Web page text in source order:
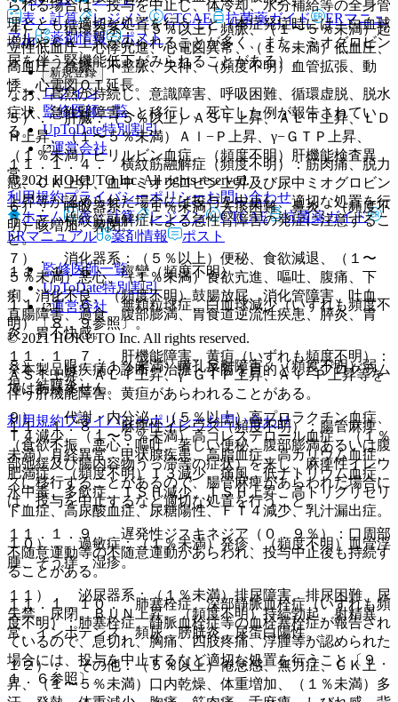
４）． 循環器系：（５％以上）頻脈、（１〜５％未満）起
立性低血圧、心悸亢進、心電図異常、（１％未満）低血圧、
高血圧、徐脈、不整脈、失神、（頻度不明）血管拡張、動
悸、心電図ＱＴ延長。
５）． 肝臓：（５％以上）ＡＳＴ上昇、ＡＬＴ上昇、ＬＤ
Ｈ上昇、（１〜５％未満）Ａｌ−Ｐ上昇、γ−ＧＴＰ上昇、
（１％未満）ビリルビン血症、（頻度不明）肝機能検査異
常。
６）． 呼吸器系：（１％未満）去痰困難、鼻炎、（頻度不
明）咳増加、鼻閉。
７）． 消化器系：（５％以上）便秘、食欲減退、（１〜
５％未満）悪心、（１％未満）食欲亢進、嘔吐、腹痛、下
痢、消化不良、（頻度不明）鼓腸放屁、消化管障害、吐血、
直腸障害、過食、腹部膨満、胃食道逆流性疾患、膵炎、胃
炎、胃不快感。
８）． 眼：（１％未満）瞳孔反射障害、（頻度不明）弱
視、結膜炎。
９）． 代謝・内分泌：（５％以上）高プロラクチン血症、
Ｔ４減少、（１〜５％未満）高コレステロール血症、（１％
未満）月経異常、甲状腺疾患、高脂血症、高カリウム血症、
肥満症、（頻度不明）Ｔ３減少、痛風、低ナトリウム血症、
水中毒、多飲症、ＴＳＨ減少、ＴＳＨ上昇、高トリグリセリ
ド血症、高尿酸血症、尿糖陽性、ＦＴ４減少、乳汁漏出症。
１０）． 過敏症：（１％未満）発疹、（頻度不明）血管浮
腫、そう痒、湿疹。
１１）． 泌尿器系：（１％未満）排尿障害、排尿困難、尿
失禁、尿閉、ＢＵＮ上昇、（頻度不明）持続勃起、射精異
常、インポテンス、頻尿、膀胱炎、尿蛋白陽性。
１２）． その他：（５％以上）倦怠感、無力症、ＣＫ上
昇、（１〜５％未満）口内乾燥、体重増加、（１％未満）多
られる場合は、投与を中止し、体冷却、水分補給等の全身管
理とともに適切な処置を行うこと（本症発症時には、白血球
増加やＣＫ上昇がみられることが多く、また、ミオグロビン
尿を伴う腎機能低下がみられることがある）。
なお、高熱が持続し、意識障害、呼吸困難、循環虚脱、脱水
症状、急性腎障害へと移行し、死亡した例が報告されてい
る。
１１．１．４． 横紋筋融解症（頻度不明）：筋肉痛、脱力
感、ＣＫ上昇、血中ミオグロビン上昇及び尿中ミオグロビン
上昇等が認められた場合には投与を中止し、適切な処置を行
うこと。横紋筋融解症による急性腎障害の発症に注意するこ
と。
１１．１．５． 痙攣（頻度不明）。
１１．１．６． 無顆粒球症、白血球減少（いずれも頻度不
明）〔８．９参照〕。
１１．１．７． 肝機能障害、黄疸（いずれも頻度不明）：
ＡＳＴ上昇、ＡＬＴ上昇、γ−ＧＴＰ上昇、Ａｌ−Ｐ上昇等を
伴う肝機能障害、黄疸があらわれることがある。
１１．１．８． 麻痺性イレウス（頻度不明）：腸管麻痺
（食欲不振、悪心・嘔吐、著しい便秘、腹部膨満あるいは腹
部弛緩及び腸内容物うっ滞等の症状）を来し、麻痺性イレウ
スに移行することがあるので、腸管麻痺があらわれた場合に
は、投与を中止するなど適切な処置を行うこと。
１１．１．９． 遅発性ジスキネジア（０．９％）：口周部
不随意運動等の不随意運動があらわれ、投与中止後も持続す
ることがある。
１１．１．１０． 肺塞栓症、深部静脈血栓症（いずれも頻
度不明）：肺塞栓症、静脈血栓症等の血栓塞栓症が報告され
ているので、息切れ、胸痛、四肢疼痛、浮腫等が認められた
場合には、投与を中止するなど適切な処置を行うこと〔９．
１．６参照〕。
表・計算
レジメン CTCAE 抗菌薬ガイド
ERマニュ
アル
薬剤情報 ポスト
新規登録
ログイン
監修医師一覧
UpToDate特別割引
運営会社
© 2021 HOKUTO Inc. All rights reserved.
利用規約プライバシーポリシーお問い合わせ
ホーム
表・計算 レジメン CTCAE
抗菌薬ガイド
ERマニュアル
薬剤情報 ポスト
監修医師一覧
UpToDate特別割引
運営会社
© 2021 HOKUTO Inc. All rights reserved.
※本製品は疾病の診断・治療・予防を目的としたプログラム
ではありません。
利用規約プライバシーポリシーお問い合わせ